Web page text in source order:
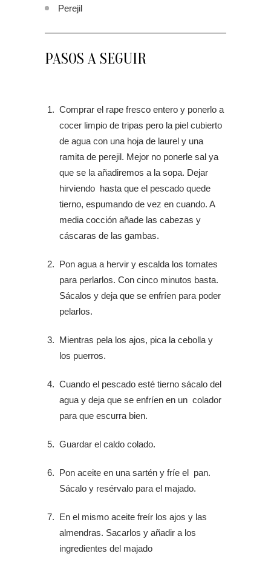
Perejil
PASOS A SEGUIR
Comprar el rape fresco entero y ponerlo a
cocer limpio de tripas pero la piel cubierto
de agua con una hoja de laurel y una
ramita de perejil. Mejor no ponerle sal ya
que se la añadiremos a la sopa. Dejar
hirviendo hasta que el pescado quede
tierno, espumando de vez en cuando. A
media cocción añade las cabezas y
cáscaras de las gambas.
Pon agua a hervir y escalda los tomates
para perlarlos. Con cinco minutos basta.
Sácalos y deja que se enfríen para poder
pelarlos.
Mientras pela los ajos, pica la cebolla y
los puerros.
Cuando el pescado esté tierno sácalo del
agua y deja que se enfríen en un colador
para que escurra bien.
Guardar el caldo colado.
Pon aceite en una sartén y fríe el pan.
Sácalo y resérvalo para el majado.
En el mismo aceite freír los ajos y las
almendras. Sacarlos y añadir a los
ingredientes del majado